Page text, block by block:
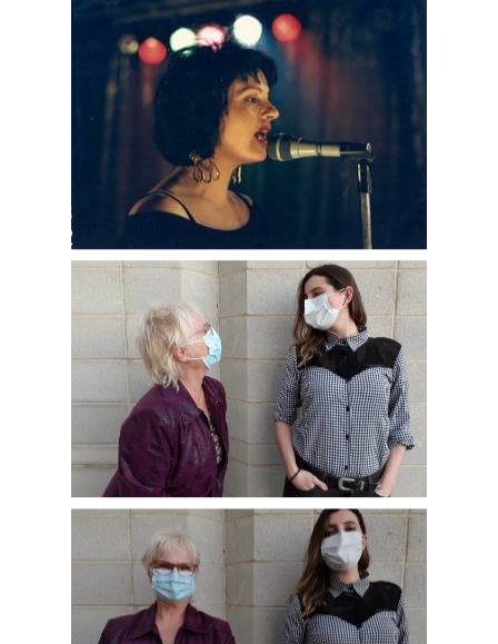
Temporada 4
Temporada 2
Temporada 1
Monty Peiró
Email: